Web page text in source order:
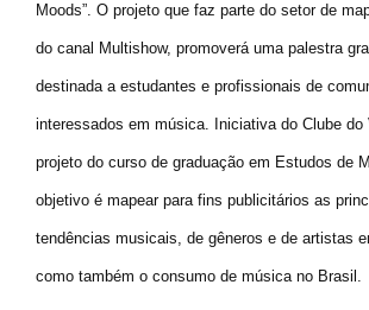
Moods”. O projeto que faz parte do setor de
do canal Multishow, promoverá uma palestra
destinada a estudantes e profissionais de
interessados em música. Iniciativa do Clube do
projeto do curso de graduação em Estudos de
objetivo é mapear para fins publicitários as
tendências musicais, de gêneros e de artistas
como também o consumo de música no Brasil.